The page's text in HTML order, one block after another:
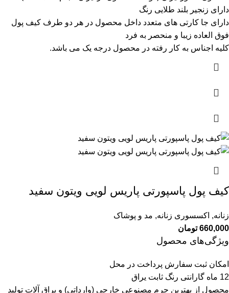
دارای زنجیر بلند طلایی رنگ
دارای جا کارتی های متعدد داخل محصول در هر دو طرف کیف پول
فوق العاده زیبا و منحصر به فرد
کلیه اجناس به کار رفته در محصول درجه یک می باشد.
کیف پول پاسپورتی پاریس لویی ویتون سفید
زنانه, اکسسوری زنانه, مد و پوشاک
660,000 تومان
ویژگی‌های محصول
امکان ثبت سفارش پرداخت در محل
12 ماه گارانتی رنگ ثابت یراق
محصول از بهترین چرم مصنوعی خارجی (وارداتی) و یراق آلات تولید